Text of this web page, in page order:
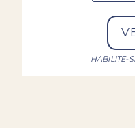
HABILITE-